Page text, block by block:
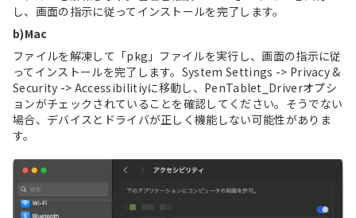
し、画面の指示に従ってインストールを完了します。
b)Mac
ファイルを解凍して「pkg」ファイルを実行し、画面の指示に従
ってインストールを完了します。System Settings -> Privacy &
Security -> Accessibilitiyに移動し、PenTablet_Driverオプシ
ョンがチェックされていることを確認してください。そうでない
場合、デバイスとドライバが正しく機能しない可能性がありま
す。